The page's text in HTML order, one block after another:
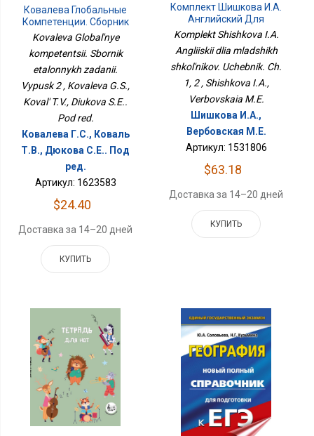
Ковалева Глобальные
Компетенции. Сборник
Эталонных Заданий.
Kovaleva Global'nye
kompetentsii. Sbornik
etalonnykh zadanii.
Vypusk 2 , Kovaleva G.S.,
Koval' T.V., Diukova S.E..
Pod red.
Ковалева Г.С., Коваль
Т.В., Дюкова С.Е.. Под
ред.
Артикул: 1623583
$24.40
Доставка за 14–20 дней
КУПИТЬ
Комплект Шишкова И.А.
Английский Для
Младших Школьников.
Учебник. Ч. 1, 2
Komplekt Shishkova I.A.
Angliiskii dlia mladshikh
shkol'nikov. Uchebnik. Ch.
1, 2 , Shishkova I.A.,
Verbovskaia M.E.
Шишкова И.А.,
Вербовская М.Е.
Артикул: 1531806
$63.18
Доставка за 14–20 дней
КУПИТЬ